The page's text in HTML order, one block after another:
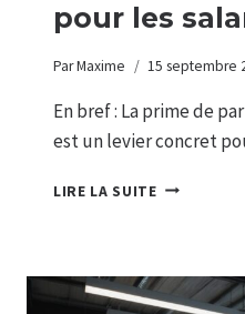
pour les
ParMaxime 15 septembre
En bref : La prime de
est un levier concret
LIRE LA SUITEDÉCOUVERTE
DE
PARTAGE